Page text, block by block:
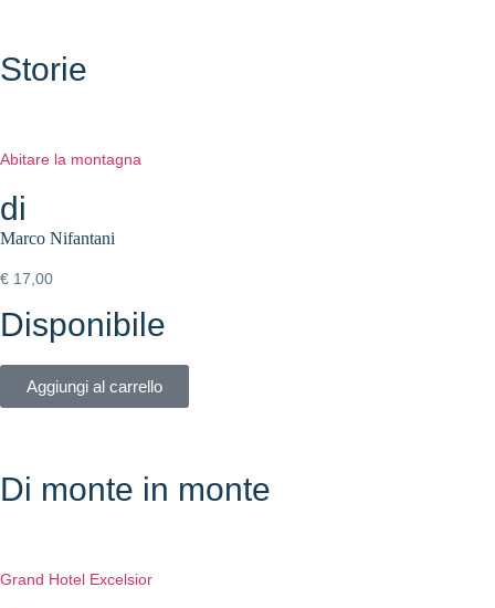
Storie
Abitare la montagna
di
Marco Nifantani
€ 17,00
Disponibile
Aggiungi al carrello
Di monte in monte
Grand Hotel Excelsior